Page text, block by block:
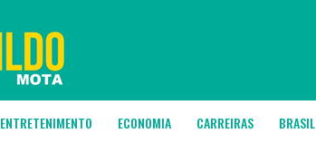
ENTRETENIMENTO ECONOMIA CARREIRAS BRASIL